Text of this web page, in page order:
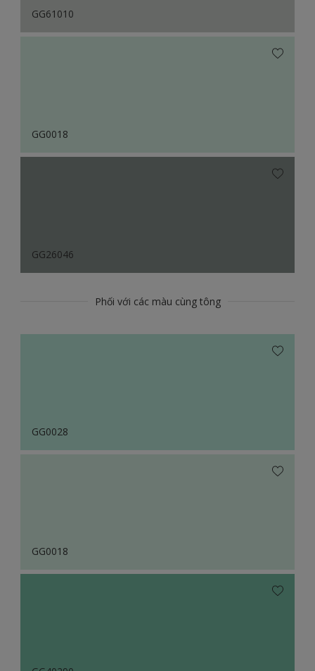
GG61010
GG0018
GG26046
Phối với các màu cùng tông
GG0028
GG0018